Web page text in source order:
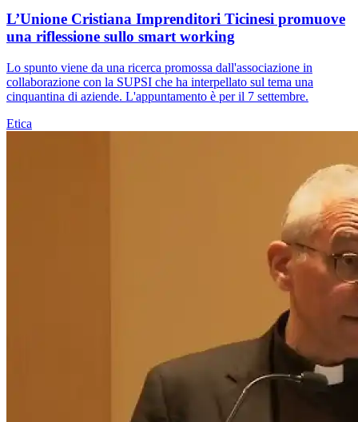
L’Unione Cristiana Imprenditori Ticinesi promuove
una riflessione sullo smart working
Lo spunto viene da una ricerca promossa dall'associazione in
collaborazione con la SUPSI che ha interpellato sul tema una
cinquantina di aziende. L'appuntamento è per il 7 settembre.
Etica